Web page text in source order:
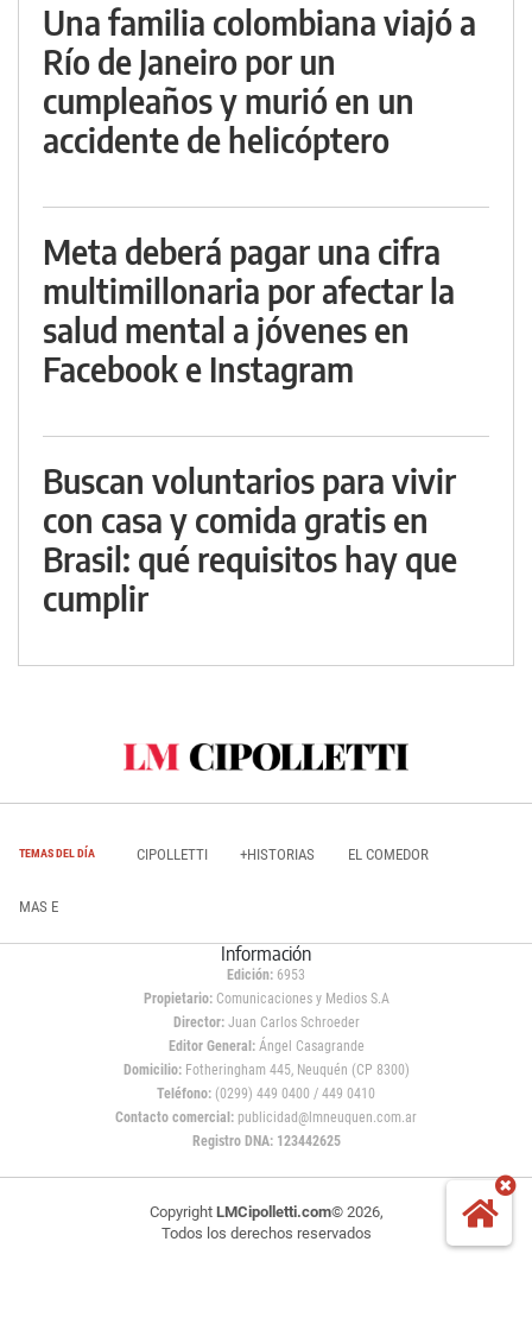
Una familia colombiana viajó a
Río de Janeiro por un
cumpleaños y murió en un
accidente de helicóptero
Meta deberá pagar una cifra
multimillonaria por afectar la
salud mental a jóvenes en
Facebook e Instagram
Buscan voluntarios para vivir
con casa y comida gratis en
Brasil: qué requisitos hay que
cumplir
TEMAS DEL DÍA CIPOLLETTI +HISTORIAS EL COMEDOR
MAS E
Información
Edición: 6953
Propietario:Comunicaciones y Medios S.A
Director: Juan Carlos Schroeder
Editor General:Ángel Casagrande
Domicilio:Fotheringham 445, Neuquén (CP 8300)
Teléfono: (0299) 449 0400 / 449 0410
Contacto comercial: publicidad@lmneuquen.com.ar
Registro DNA: 123442625
Copyright LMCipolletti.com© 2026,
Todos los derechos reservados